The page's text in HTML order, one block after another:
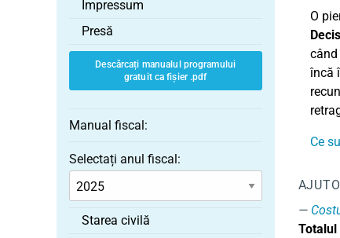
O
încă
Ce
Impressum
Presă
Descărcați manualul programului
gratuit ca fișier .pdf
Manual fiscal:
Selectați anul fiscal:
Starea civilă